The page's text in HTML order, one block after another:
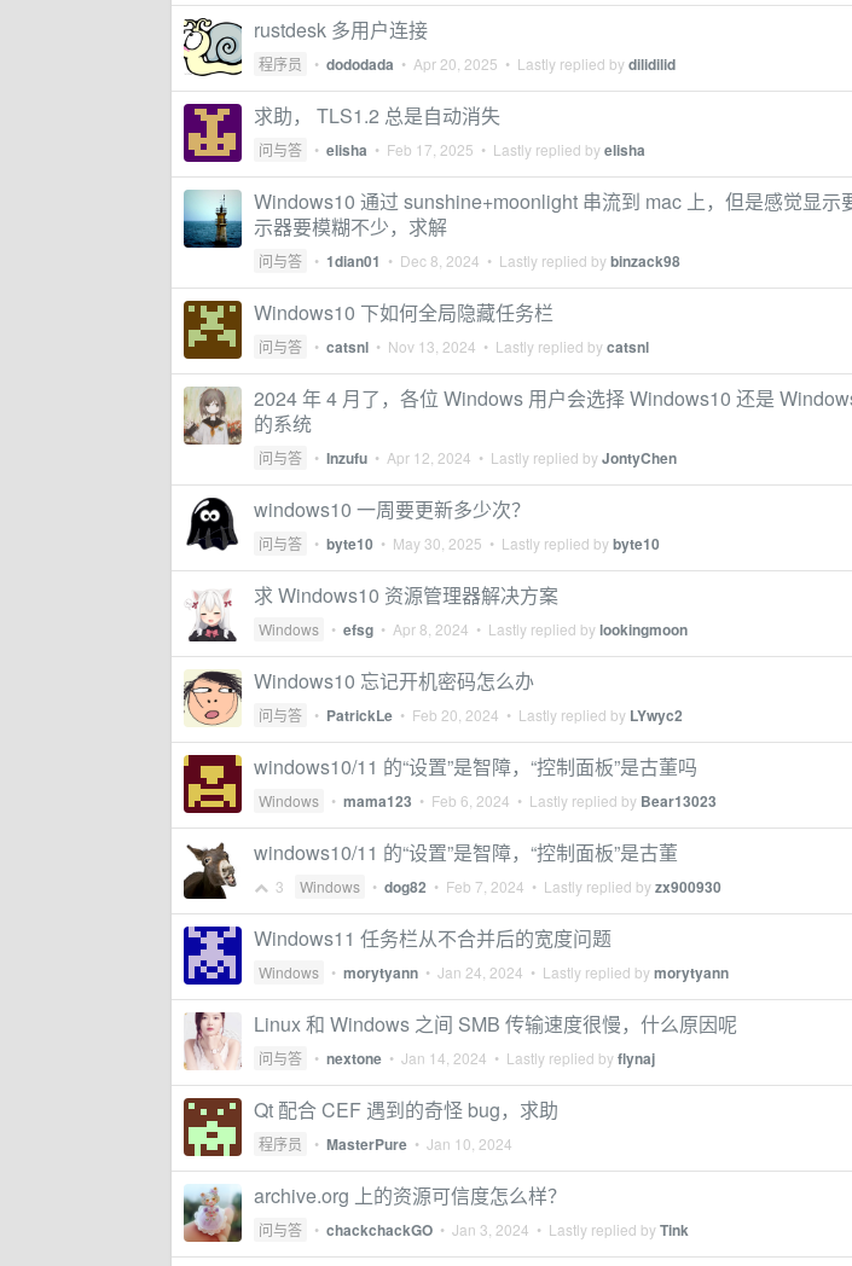
rustdesk 多用户连接
程序员 • dododada • Apr 20, 2025 • Lastly replied bydilidilid
求助， TLS1.2 总是自动消失
问与答 • elisha • Feb 17, 2025 • Lastly replied byelisha
Windows10 通过 sunshine+moonlight 串流到 mac 上，但是感觉显示
示器要模糊不少，求解
问与答 • 1dian01 • Dec 8, 2024 • Lastly replied bybinzack98
Windows10 下如何全局隐藏任务栏
问与答 • catsnl • Nov 13, 2024 • Lastly replied bycatsnl
2024 年 4 月了，各位 Windows 用户会选择 Windows10 还是
的系统
问与答 • Inzufu • Apr 12, 2024 • Lastly replied byJontyChen
windows10 一周要更新多少次？
问与答 • byte10 • May 30, 2025 • Lastly replied bybyte10
求 Windows10 资源管理器解决方案
Windows • efsg • Apr 8, 2024 • Lastly replied bylookingmoon
Windows10 忘记开机密码怎么办
问与答 • PatrickLe • Feb 20, 2024 • Lastly replied by LYwyc2
windows10/11 的“设置”是智障，“控制面板”是古董吗
Windows • mama123 • Feb 6, 2024 • Lastly replied by Bear13023
windows10/11 的“设置”是智障，“控制面板”是古董
3 Windows • dog82 • Feb 7, 2024 • Lastly replied byzx900930
Windows11 任务栏从不合并后的宽度问题
Windows • morytyann • Jan 24, 2024 • Lastly replied bymorytyann
Linux 和 Windows 之间 SMB 传输速度很慢，什么原因呢
问与答 • nextone • Jan 14, 2024 • Lastly replied byflynaj
Qt 配合 CEF 遇到的奇怪 bug，求助
程序员 • MasterPure • Jan 10, 2024
archive.org 上的资源可信度怎么样？
问与答 • chackchackGO • Jan 3, 2024 • Lastly replied byTink